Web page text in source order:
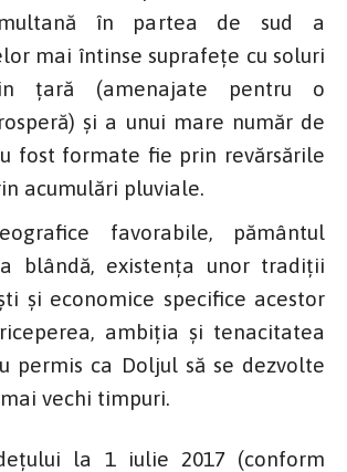
în partea de sud a
mai întinse suprafețe cu soluri
țară (amenajate pentru o
și a unui mare număr de
fost formate fie prin revărsările
acumulări pluviale.
favorabile, pământul
blândă, existența unor tradiții
și economice specifice acestor
ambiția și tenacitatea
permis ca Doljul să se dezvolte
vechi timpuri.
la 1 iulie 2017 (conform